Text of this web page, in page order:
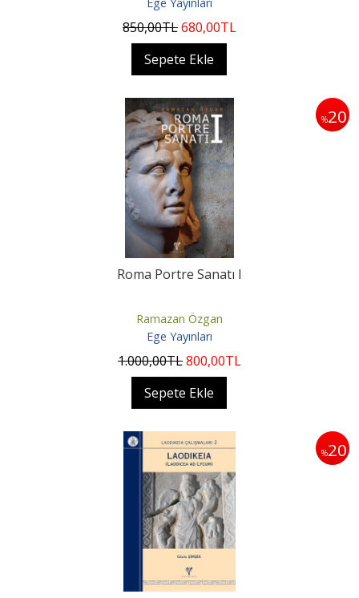
850,00TL680,00TL
Sepete Ekle
%20
Roma Portre Sanatı I
Ramazan Özgan
Ege Yayınları
1.000,00TL800,00TL
Sepete Ekle
%20